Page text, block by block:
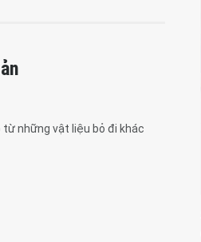
những vật liệu bỏ đi khác